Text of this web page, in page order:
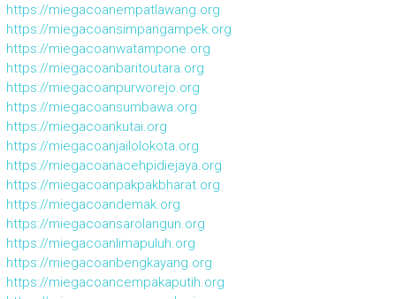
https://miegacoanempatlawang.org
https://miegacoansimpangampek.org
https://miegacoanwatampone.org
https://miegacoanbaritoutara.org
https://miegacoanpurworejo.org
https://miegacoansumbawa.org
https://miegacoankutai.org
https://miegacoanjailolokota.org
https://miegacoanacehpidiejaya.org
https://miegacoanpakpakbharat.org
https://miegacoandemak.org
https://miegacoansarolangun.org
https://miegacoanlimapuluh.org
https://miegacoanbengkayang.org
https://miegacoancempakaputih.org